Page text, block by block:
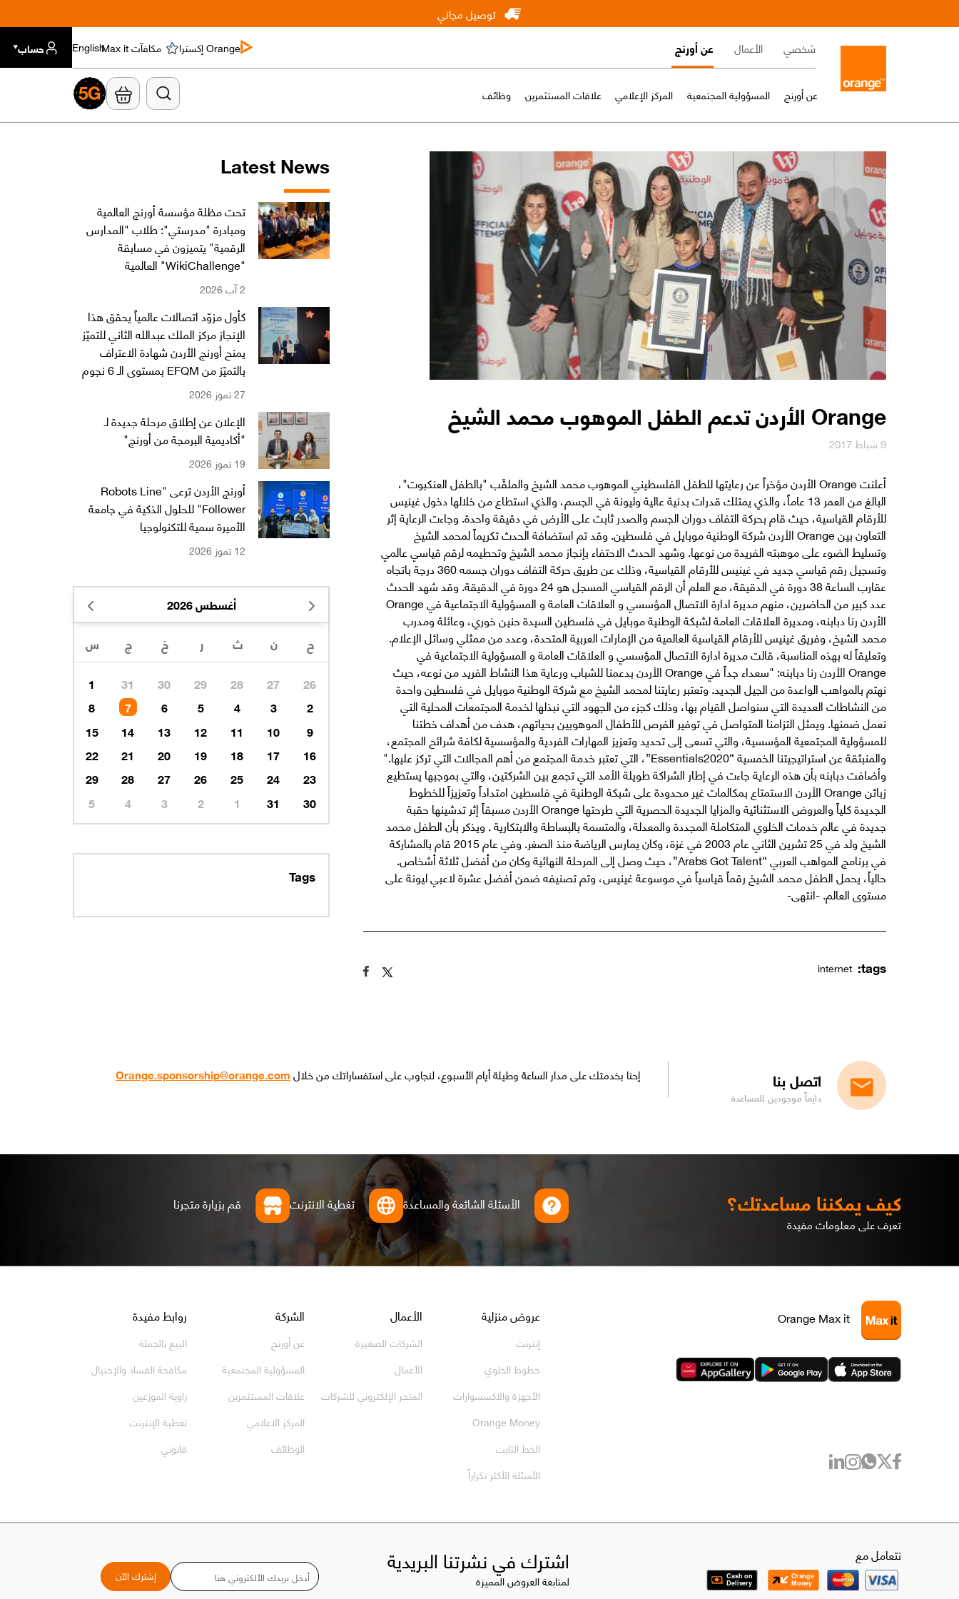
to
توصيل مجاني
Main
navigation
شخصي الأعمال عن أورنج Orange إكسترا مكافآت Max it English حساب
عن أورنج المسؤولية المجتمعية المركز الإعلامي علاقات المستثمرين وظائف
Orange الأردن تدعم الطفل الموهوب محمد الشيخ
9 شباط 2017
أعلنت Orange الأردن مؤخراً عن رعايتها للطفل الفلسطيني الموهوب محمد الشيخ والملقّب "بالطفل العنكبوت"،
البالغ من العمر 13 عاماً، والذي يمتلك قدرات بدنية عالية وليونة في الجسم، والذي استطاع من خلالها دخول غينيس
للأرقام القياسية، حيث قام بحركة التفاف دوران الجسم والصدر ثابت على الأرض في دقيقة واحدة. وجاءت الرعاية إثر
التعاون بين Orange الأردن شركة الوطنية موبايل في فلسطين. وقد تم استضافة الحدث تكريماً لمحمد الشيخ
وتسليط الضوء على موهبته الفريدة من نوعها. وشهد الحدث الاحتفاء بإنجاز محمد الشيخ وتحطيمه لرقم قياسي عالمي
وتسجيل رقم قياسي جديد في غينيس للأرقام القياسية، وذلك عن طريق حركة التفاف دوران جسمه 360 درجة باتجاه
عقارب الساعة 38 دورة في الدقيقة، مع العلم أن الرقم القياسي المسجل هو 24 دورة في الدقيقة. وقد شهد الحدث
عدد كبير من الحاضرين، منهم مديرة ادارة الاتصال المؤسسي و العلاقات العامة و المسؤولية الاجتماعية في Orange
الأردن رنا دبابنه، ومديرة العلاقات العامة لشبكة الوطنية موبايل في فلسطين السيدة حنين خوري، وعائلة ومدرب
محمد الشيخ، وفريق غينيس للأرقام القياسية العالمية من الإمارات العربية المتحدة، وعدد من ممثلي وسائل الإعلام.
وتعليقاً له بهذه المناسبة، قالت مديرة ادارة الاتصال المؤسسي و العلاقات العامة و المسؤولية الاجتماعية في
Orange الأردن رنا دبابنه: "سعداء جداً في Orange الأردن بدعمنا للشباب ورعاية هذا النشاط الفريد من نوعه، حيث
نهتم بالمواهب الواعدة من الجيل الجديد. وتعتبر رعايتنا لمحمد الشيخ مع شركة الوطنية موبايل في فلسطين واحدة
من النشاطات العديدة التي سنواصل القيام بها، وذلك كجزء من الجهود التي نبذلها لخدمة المجتمعات المحلية التي
نعمل ضمنها. ويمثل التزامنا المتواصل في توفير الفرص للأطفال الموهوبين بحياتهم، هدف من أهداف خطتنا
للمسؤولية المجتمعية المؤسسية، والتي تسعى إلى تحديد وتعزيز المهارات الفردية والمؤسسية لكافة شرائح المجتمع،
والمنبثقة عن استراتيجيتنا الخمسية “Essentials2020”، التي تعتبر خدمة المجتمع من أهم المجالات التي تركز عليها."
وأضافت دبابنه بأن هذه الرعاية جاءت في إطار الشراكة طويلة الأمد التي تجمع بين الشركتين، والتي بموجبها يستطيع
زبائن Orange الأردن الاستمتاع بمكالمات غير محدودة على شبكة الوطنية في فلسطين امتداداً وتعزيزاً للخطوط
الجديدة كلياً والعروض الاستثنائية والمزايا الجديدة الحصرية التي طرحتها Orange الأردن مسبقاً إثر تدشينها حقبة
جديدة في عالم خدمات الخلوي المتكاملة المجددة والمعدلة، والمتسمة بالبساطة والابتكارية . ويذكر بأن الطفل محمد
الشيخ ولد في 25 تشرين الثاني عام 2003 في غزة، وكان يمارس الرياضة منذ الصغر. وفي عام 2015 قام بالمشاركة
في برنامج المواهب العربي “Arabs Got Talent”، حيث وصل إلى المرحلة النهائية وكان من أفضل ثلاثة أشخاص.
حالياً، يحمل الطفل محمد الشيخ رقماً قياسياً في موسوعة غينيس، وتم تصنيفه ضمن أفضل عشرة لاعبي ليونة على
مستوى العالم. -انتهى-
tags:
internet
Latest News
تحت مظلة مؤسسة أورنج العالمية
ومبادرة "مدرستي": طلاب "المدارس
الرقمية" يتميزون في مسابقة
"WikiChallenge" العالمية
2 آب 2026
كأول مزوّد اتصالات عالمياً يحقق هذا
الإنجاز مركز الملك عبدالله الثاني للتميّز
يمنح أورنج الأردن شهادة الاعتراف
بالتميّز من EFQM بمستوى الـ 6 نجوم
27 تموز 2026
الإعلان عن إطلاق مرحلة جديدة لـ
"أكاديمية البرمجة من أورنج"
19 تموز 2026
أورنج الأردن ترعى "Robots Line
Follower" للحلول الذكية في جامعة
الأميرة سمية للتكنولوجيا
12 تموز 2026
أغسطس 2026
1 31 30 29 28 27
26
8
7 6 5 4 3
2
15
14 13 12 11 10
9
22
21 20 19 18 17
16
29
28 27 26 25 24
23
5
4 3 2 1 31 30
Tags
اتصل بنا
دايماً موجودين للمساعدة
إحنا بخدمتك على مدار الساعة وطيلة أيام الأسبوع، لنجاوب على استفساراتك من خلالOrange.sponsorship@orange.com
كيف يمكننا مساعدتك؟
تعرف على معلومات مفيدة
الأسئلة الشائعة والمساعدة تغطية الانترنت قم بزيارة متجرنا
Footer
عروض منزلية
إنترنت
خطوط الخلوي
الأجهزة والاكسسوارات
Orange Money
الخط الثابت
الأسئلة الأكثر تكراراً
الأعمال
الشركات الصغيرة
الأعمال
المتجر الإلكتروني للشركات
الشركة
عن أورنج
المسؤولية المجتمعية
علاقات المستثمرين
المركز الاعلامي
الوظائف
روابط مفيدة
البيع بالجملة
مكافحة الفساد والإحتيال
زاوية الموزعين
تغطية الإنترنت
قانوني
Orange Max it
نتعامل مع اشترك في نشرتنا البريدية
لمتابعة العروض المميزة
البريد
الإلكتروني
إشترك الآن